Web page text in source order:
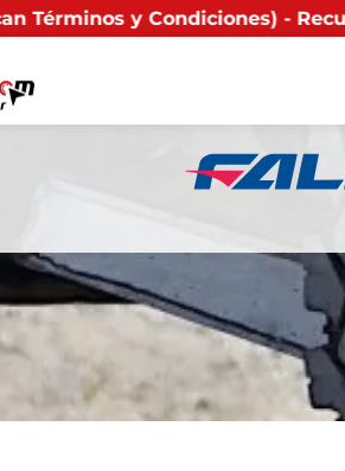
- Recuerda que si presentas